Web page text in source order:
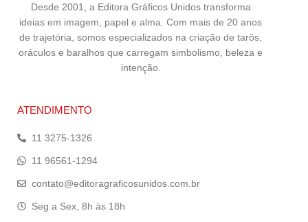
Desde 2001, a Editora Gráficos Unidos transforma
ideias em imagem, papel e alma. Com mais de 20 anos
de trajetória, somos especializados na criação de tarôs,
oráculos e baralhos que carregam simbolismo, beleza e
intenção.
ATENDIMENTO
11 3275-1326
11 96561-1294
contato@editoragraficosunidos.com.br
Seg a Sex, 8h às 18h